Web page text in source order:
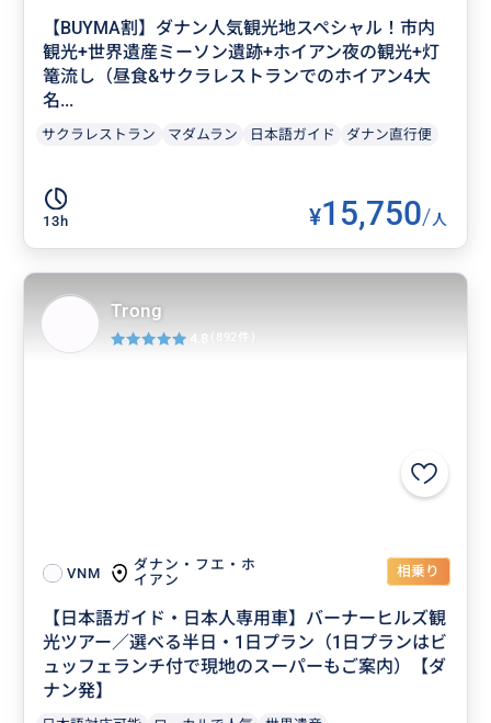
【BUYMA割】ダナン人気観光地スペシャル！市内
観光+世界遺産ミーソン遺跡+ホイアン夜の観光+灯
篭流し（昼食&サクラレストランでのホイアン4大
名...
サクラレストラン マダムラン 日本語ガイド ダナン直行便
13h ¥15,750/人
VNM
ダナン・フエ・ホ
イアン
相乗り
【日本語ガイド・日本人専用車】バーナーヒルズ観
光ツアー／選べる半日・1日プラン（1日プランはビ
ュッフェランチ付で現地のスーパーもご案内）【ダ
ナン発】
Trong
4.8 (892件)